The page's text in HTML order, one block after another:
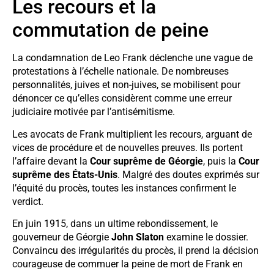
Les recours et la
commutation de peine
La condamnation de Leo Frank déclenche une vague de
protestations à l’échelle nationale. De nombreuses
personnalités, juives et non-juives, se mobilisent pour
dénoncer ce qu’elles considèrent comme une erreur
judiciaire motivée par l’antisémitisme.
Les avocats de Frank multiplient les recours, arguant de
vices de procédure et de nouvelles preuves. Ils portent
l’affaire devant la Cour suprême de Géorgie, puis la Cour
suprême des États-Unis. Malgré des doutes exprimés sur
l’équité du procès, toutes les instances confirment le
verdict.
En juin 1915, dans un ultime rebondissement, le
gouverneur de Géorgie John Slaton examine le dossier.
Convaincu des irrégularités du procès, il prend la décision
courageuse de commuer la peine de mort de Frank en